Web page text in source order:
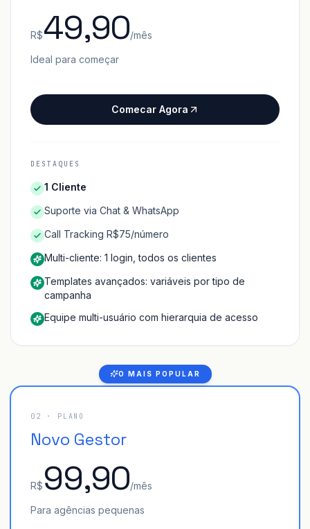
R$49,90/mês
Ideal para começar
Comecar Agora
DESTAQUES
1 Cliente
Suporte via Chat & WhatsApp
Call Tracking R$75/número
Multi-cliente: 1 login, todos os clientes
Templates avançados: variáveis por tipo de
campanha
Equipe multi-usuário com hierarquia de acesso
O MAIS POPULAR
02 · PLANO
Novo Gestor
R$ 99,90/mês
Para agências pequenas